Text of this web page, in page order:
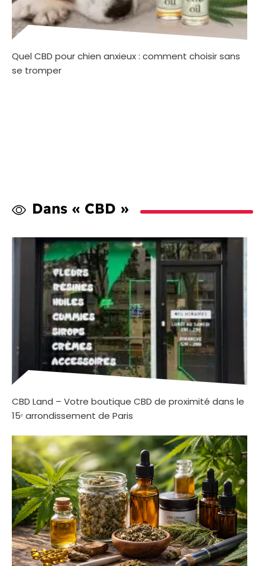
Quel CBD pour chien anxieux : comment choisir sans
se tromper
Dans « CBD »
CBD Land – Votre boutique CBD de proximité dans le
15ᵉ arrondissement de Paris